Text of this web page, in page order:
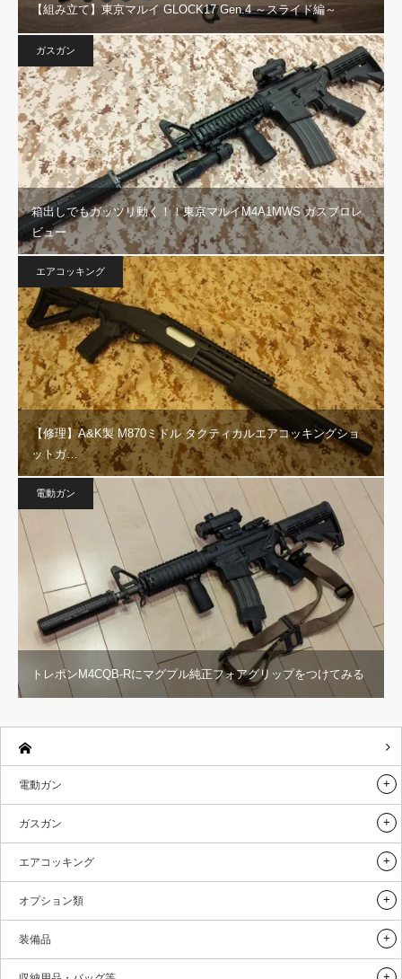
【組み立て】東京マルイ GLOCK17 Gen.4 ～スライド編～
ガスガン
箱出しでもガッツリ動く！！東京マルイM4A1MWS ガスブロレ
ビュー
エアコッキング
【修理】A&K製 M870ミドル タクティカルエアコッキングショ
ットガ…
電動ガン
トレポンM4CQB-Rにマグプル純正フォアグリップをつけてみる
電動ガン
ガスガン
エアコッキング
オプション類
装備品